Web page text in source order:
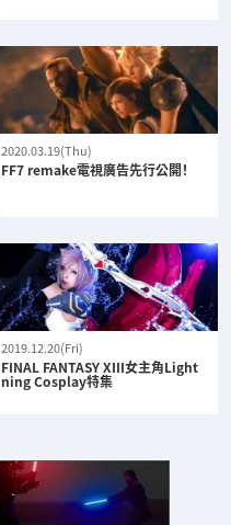
2020.03.19(Thu)
FF7 remake電視廣告先行公開！
2019.12.20(Fri)
FINAL FANTASY XIII女主角Light
ning Cosplay特集